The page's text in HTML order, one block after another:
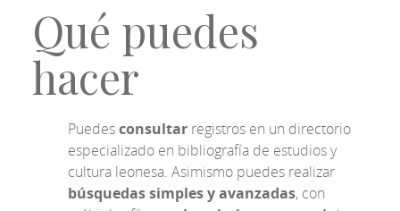
Qué puedes
hacer
Puedesconsultar registros en un directorio
especializado en bibliografía de estudios y
cultura leonesa. Asimismo puedes realizar
búsquedas simples y avanzadas, con